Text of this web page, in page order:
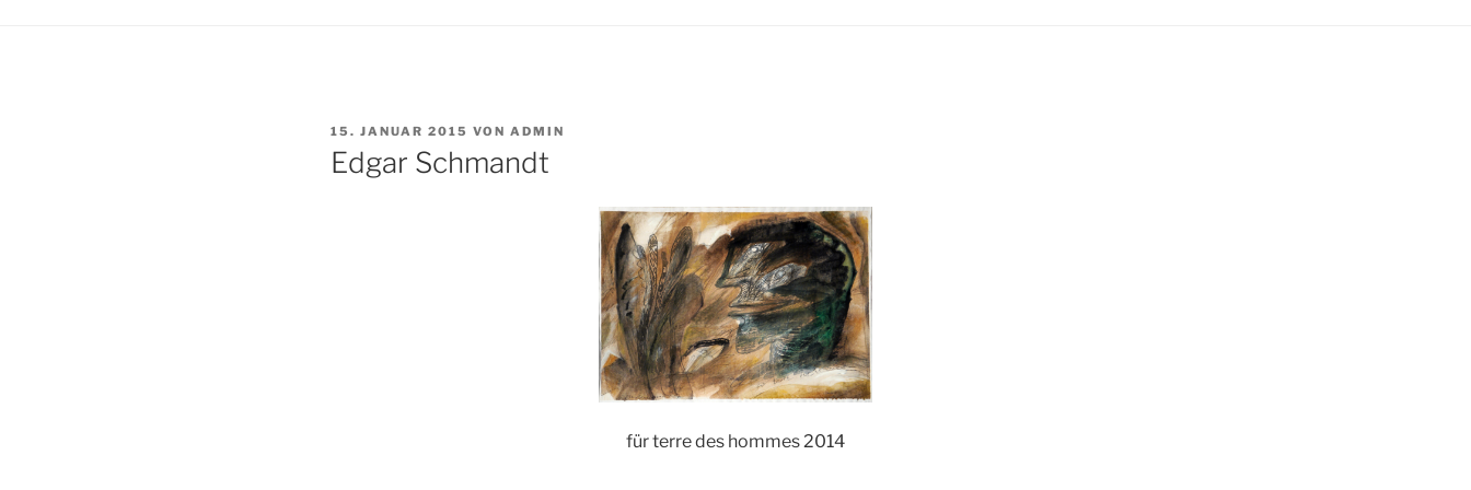
VERÖFFENTLICHT
AM
15. JANUAR 2015 VON ADMIN
Edgar Schmandt
für terre des hommes 2014